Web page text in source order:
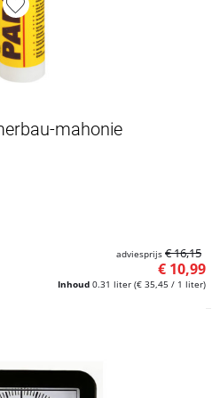
mahonie
Inhoud 0.31 liter (€ 35,45 / 1 liter)
€ 10,99
adviesprijs € 16,15